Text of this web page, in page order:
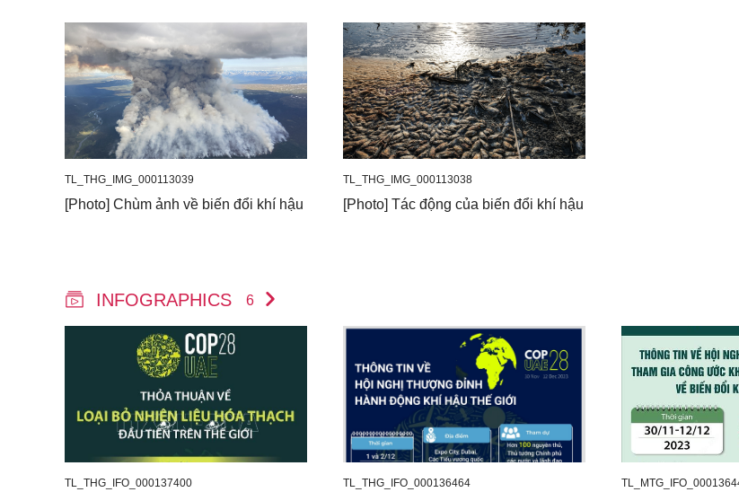
TL_THG_IMG_000113039
[Photo] Chùm ảnh về biến đổi khí hậu
TL_THG_IMG_000113038
[Photo] Tác động của biến đổi khí hậu
INFOGRAPHICS 6
TL_THG_IFO_000137400 TL_THG_IFO_000136464